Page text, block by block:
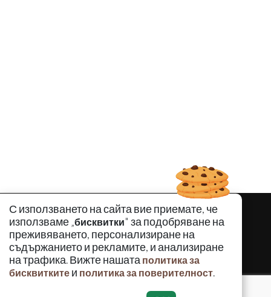
С използването на сайта вие приемате, че
използваме „бисквитки" за подобряване на
преживяването, персонализиране на
съдържанието и рекламите, и анализиране
на трафика. Вижте нашата политика за
бисквитките и политика за поверителност.